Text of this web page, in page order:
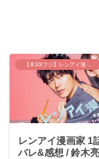
レンアイ漫画家 1
バレ&感想 / 鈴木